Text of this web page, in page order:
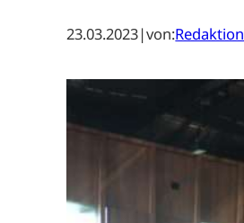
23.03.2023|von:Redaktion